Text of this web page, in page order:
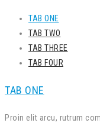
TAB ONE
TAB TWO
TAB THREE
TAB FOUR
TAB ONE
Proin elit arcu, rutrum